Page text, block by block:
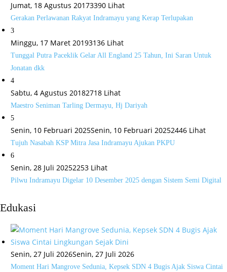
Jumat, 18 Agustus 20173390 Lihat
Gerakan Perlawanan Rakyat Indramayu yang Kerap Terlupakan
3
Minggu, 17 Maret 20193136 Lihat
Tunggal Putra Paceklik Gelar All England 25 Tahun, Ini Saran Untuk
Jonatan dkk
4
Sabtu, 4 Agustus 20182718 Lihat
Maestro Seniman Tarling Dermayu, Hj Dariyah
5
Senin, 10 Februari 2025Senin, 10 Februari 20252446 Lihat
Tujuh Nasabah KSP Mitra Jasa Indramayu Ajukan PKPU
6
Senin, 28 Juli 20252253 Lihat
Pilwu Indramayu Digelar 10 Desember 2025 dengan Sistem Semi Digital
Edukasi
Senin, 27 Juli 2026Senin, 27 Juli 2026
Moment Hari Mangrove Sedunia, Kepsek SDN 4 Bugis Ajak Siswa Cintai